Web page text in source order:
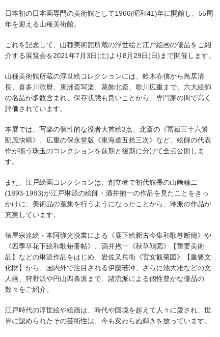
日本初の日本画専門の美術館として1966(昭和41)年に開館し、55周
年を迎える山種美術館。
これを記念して、山種美術館所蔵の浮世絵と江戸絵画の優品をご紹
介する展覧会を2021年7月3日(土)より8月29日(日)まで開催します。
山種美術館所蔵の浮世絵コレクションには、鈴木春信から鳥居清
長、喜多川歌麿、東洲斎写楽、葛飾北斎、歌川広重まで、六大絵師
の名品が多数含まれ、保存状態も良いことから、専門家の間で高く
評価されています。
本展では、写楽の個性的な役者大首絵3点、北斎の《冨嶽三十六景
凱風快晴》、広重の保永堂版《東海道五拾三次》など、絵師の代表
作が揃う珠玉のコレクションを前期と後期に分けて全点公開しま
す。
また、江戸絵画コレクションは、創立者で初代館長の山﨑種二
(1893-1983)が江戸琳派の絵師・酒井抱一の作品を見たことをきっ
かけに、美術品の蒐集を行うようになったことから、琳派の作品が
充実しています。
俵屋宗達絵・本阿弥光悦書による《鹿下絵新古今集和歌巻断簡》や
《四季草花下絵和歌短冊帖》、酒井抱一《秋草鶉図》【重要美術
品】などの琳派作品をはじめ、岩佐又兵衛《官女観菊図》【重要文
化財】から、国内外で注目される伊藤若冲、さらに池大雅などの文
人画、狩野派や円山四条派まで、諸流派による個性豊かな優品の
数々をご紹介。
江戸時代の浮世絵や絵画は、時代や国境を超えて人々に愛され、世
界に認められたその芸術性は、今も変わらぬ輝きを放っています。